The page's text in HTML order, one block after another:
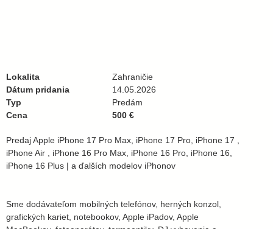
Lokalita
Zahraničie
Dátum pridania
14.05.2026
Typ
Predám
Cena
500 €
Predaj Apple iPhone 17 Pro Max, iPhone 17 Pro, iPhone 17 ,
iPhone Air , iPhone 16 Pro Max, iPhone 16 Pro, iPhone 16,
iPhone 16 Plus | a ďalších modelov iPhonov
Sme dodávateľom mobilných telefónov, herných konzol,
grafických kariet, notebookov, Apple iPadov, Apple